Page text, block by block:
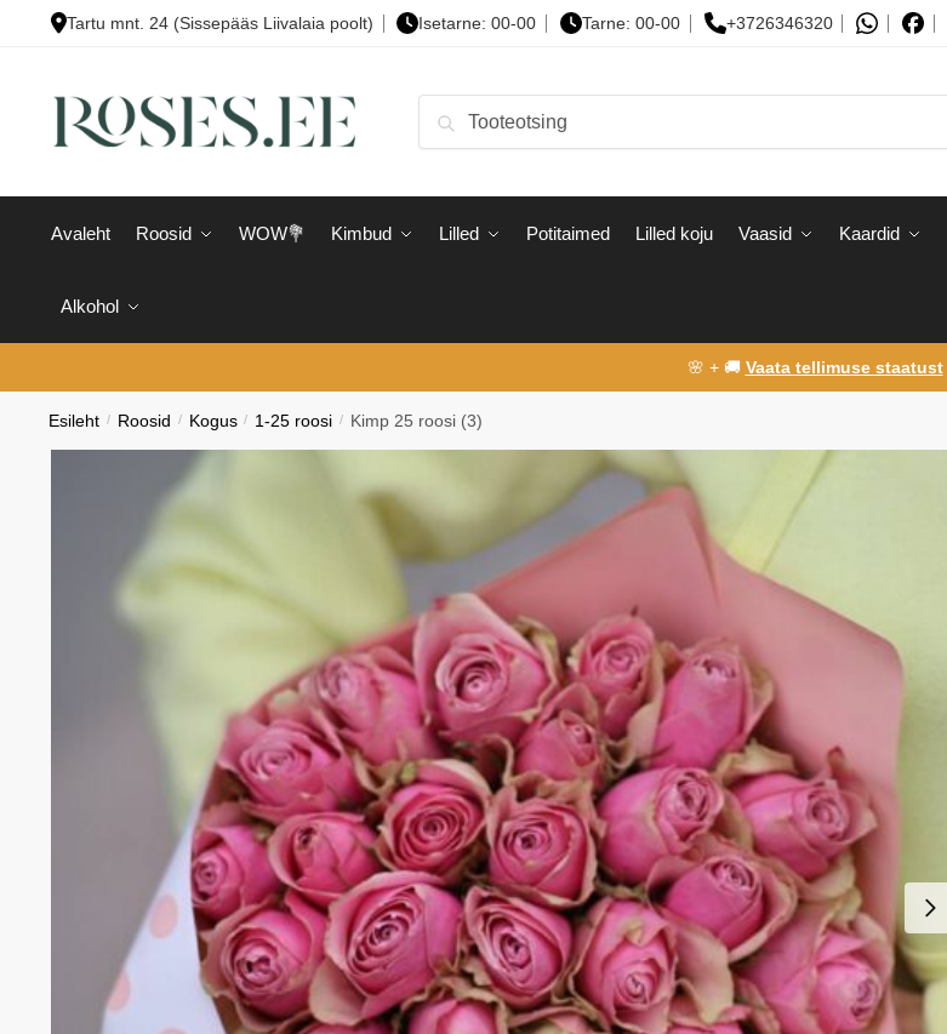
Tartu mnt. 24 (Sissepääs Liivalaia poolt) Isetarne: 00-00 Tarne: 00-00 +3726346320
Otsi
Avaleht Roosid WOW💐 Kimbud Lilled Potitaimed Lilled koju Vaasid Kaardid
Alkohol
🌸 + 🚚 Vaata tellimuse staatust
Esileht / Roosid / Kogus / 1-25 roosi / Kimp 25 roosi (3)